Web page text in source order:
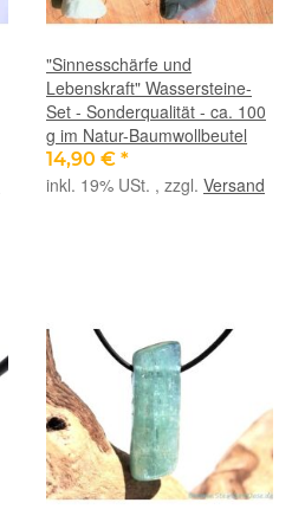
"Sinnesschärfe und
Lebenskraft" Wassersteine-
Set - Sonderqualität - ca. 100
g im Natur-Baumwollbeutel
14,90 € *
inkl. 19% USt. , zzgl. Versand